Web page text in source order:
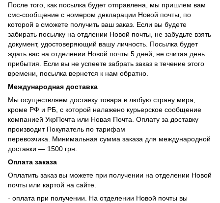
После того, как посылка будет отправлена, мы пришлем вам
смс-сообщение с номером декларации Новой почты, по
которой в сможете получить ваш заказ. Если вы будете
забирать посылку на отдлении Новой почты, не забудьте взять
документ, удостоверяющий вашу личность. Посылка будет
ждать вас на отделении Новой почты 5 дней, не считая день
прибытия. Если вы не успеете забрать заказ в течение этого
времени, посылка вернется к нам обратно.
Международная доставка
Мы осуществляем доставку товара в любую страну мира,
кроме РФ и РБ, с которой налажено курьерское сообщение
компанией УкрПочта или Новая Почта. Оплату за доставку
производит Покупатель по тарифам
перевозчика. Минимальная сумма заказа для международной
доставки — 1500 грн.
Оплата заказа
Оплатить заказ вы можете при получении на отделении Новой
почты или картой на сайте.
- оплата при получении. На отделении Новой почты вы